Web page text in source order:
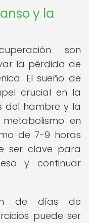
y la
son
la pérdida de
El sueño de
crucial en la
del hambre y la
en
de 7-9 horas
ser clave para
y continuar
de días de
puede ser